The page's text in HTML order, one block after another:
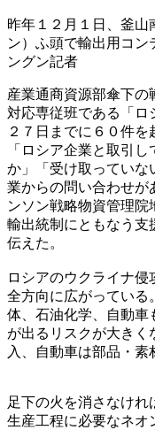
昨年１２月１日、釜山
ン）ふ頭で輸出用コ
ングン記者
産業通商資源部傘下の
対応専従班である「ロ
２７日までに６０件を
「ロシア企業と取引
か」「受け取っていな
業からの問い合わせが
ンソン戦略物資管理院
輸出統制にともなう支
伝えた。
ロシアのウクライナ
全方向に広がっている
体、石油化学、自動車
が出るリスクが大きく
入、自動車は部品・素
足下の火を消さなけ
生産工程に必要なネオ